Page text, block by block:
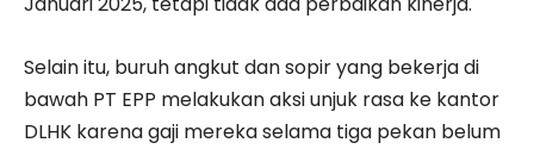
Selain itu, buruh angkut dan sopir yang bekerja di
bawah PT EPP melakukan aksi unjuk rasa ke kantor
DLHK karena gaji mereka selama tiga pekan belum